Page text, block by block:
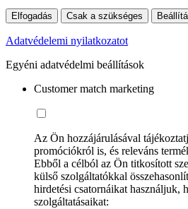
Elfogadás Csak a szükséges
Adatvédelemi nyilatkozatot
Egyéni adatvédelmi beállítások
Customer match marketing
Az Ön hozzájárulásával
promóciókról is, és releváns
Ebből a célból az Ön titkosított
külső szolgáltatókkal
hirdetési csatornáikat használjuk,
szolgáltatásaikat: